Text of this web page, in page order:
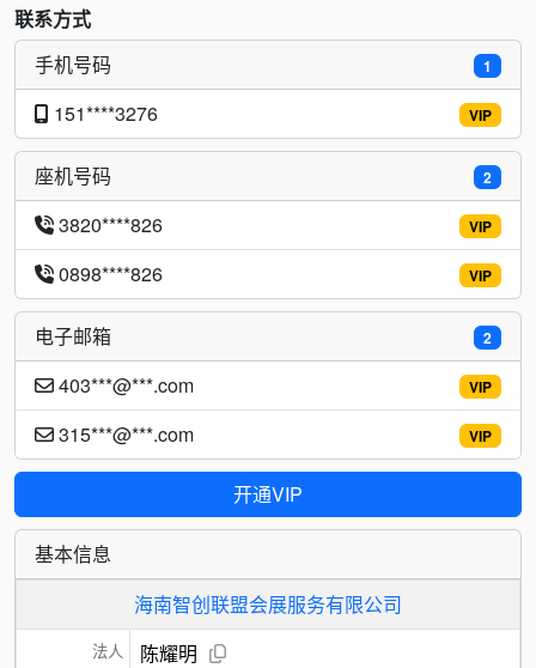
联系方式
1
手机号码
VIP
151****3276
2
座机号码
VIP
3820****826
VIP
0898****826
2
电子邮箱
VIP
403***@***.com
VIP
315***@***.com
开通VIP
基本信息
海南智创联盟会展服务有限公司
法人 陈耀明